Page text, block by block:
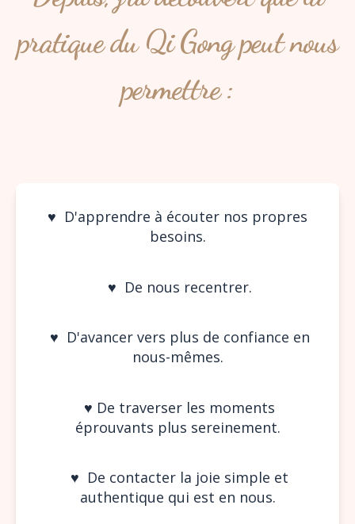
pratique du Qi Gong peut nous
permettre :
♥︎ D'apprendre à écouter nos propres
besoins.
♥︎ De nous recentrer.
♥︎ D'avancer vers plus de confiance en
nous-mêmes.
♥︎ De traverser les moments
éprouvants plus sereinement.
♥︎ De contacter la joie simple et
authentique qui est en nous.